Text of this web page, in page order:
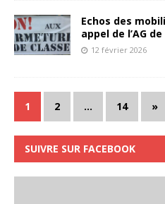
Echos des
appel de l’AG
12 février 2026
1 2 … 14 »
SUIVRE SUR FACEBOOK